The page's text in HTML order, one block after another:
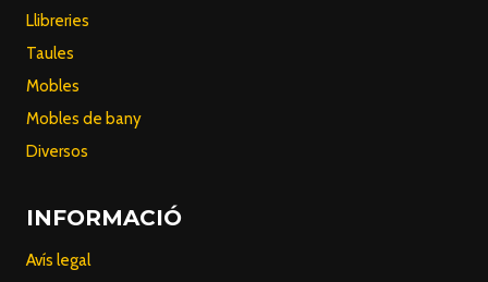
Llibreries
Taules
Mobles
Mobles de bany
Diversos
INFORMACIÓ
Avís legal